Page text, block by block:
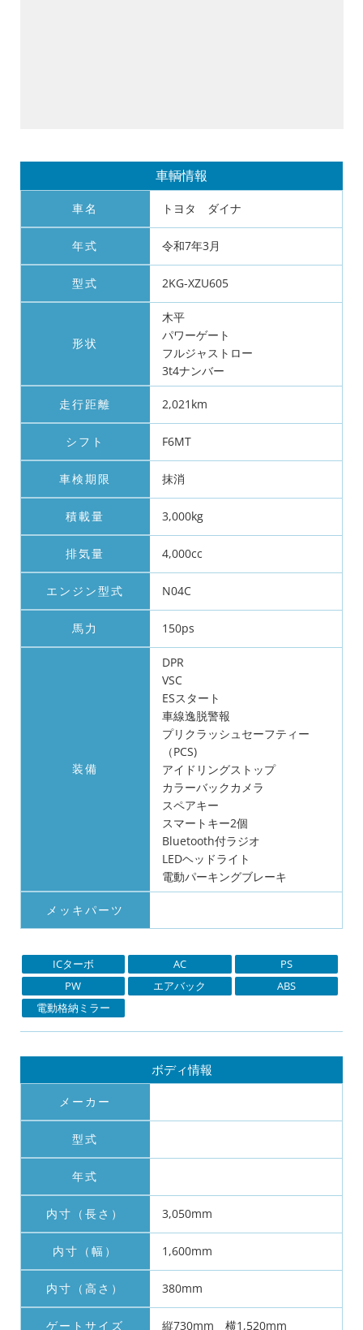
車輌情報
車名 トヨタ ダイナ
年式 令和7年3月
型式 2KG-XZU605
形状
木平
パワーゲート
フルジャストロー
3t4ナンバー
走行距離 2,021km
シフト F6MT
車検期限 抹消
積載量 3,000kg
排気量 4,000cc
エンジン型式 N04C
馬力 150ps
装備
DPR
VSC
ESスタート
車線逸脱警報
プリクラッシュセーフティー
（PCS)
アイドリングストップ
カラーバックカメラ
スペアキー
スマートキー2個
Bluetooth付ラジオ
LEDヘッドライト
電動パーキングブレーキ
メッキパーツ
ICターボ AC
PS
PW
エアバック
ABS
電動格納ミラー
ボディ情報
メーカー
型式
年式
内寸（長さ） 3,050mm
内寸（幅） 1,600mm
内寸（高さ） 380mm
ゲートサイズ 縦730mm 横1,520mm